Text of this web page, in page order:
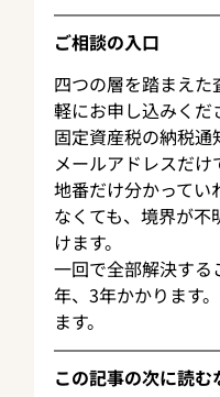
ご相談の入口
四つの層を踏まえ
軽にお申し込みくだ
固定資産税の納税通
メールアドレスだけ
地番だけ分かってい
なくても、境界が不
けます。
一回で全部解決す
年、3年かかります
ます。
この記事の次に読む